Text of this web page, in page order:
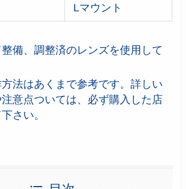
Lマウント
備、調整済のレンズを使用して
法はあくまで参考です。詳しい
意点ついては、必ず購入した店
さい。